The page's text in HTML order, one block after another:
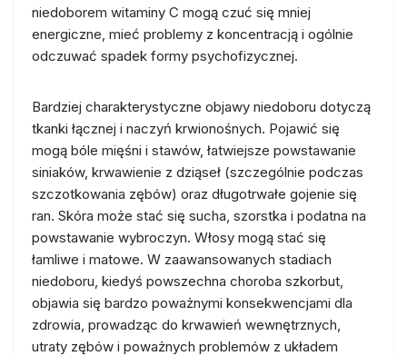
niedoborem witaminy C mogą czuć się mniej
energiczne, mieć problemy z koncentracją i ogólnie
odczuwać spadek formy psychofizycznej.
Bardziej charakterystyczne objawy niedoboru dotyczą
tkanki łącznej i naczyń krwionośnych. Pojawić się
mogą bóle mięśni i stawów, łatwiejsze powstawanie
siniaków, krwawienie z dziąseł (szczególnie podczas
szczotkowania zębów) oraz długotrwałe gojenie się
ran. Skóra może stać się sucha, szorstka i podatna na
powstawanie wybroczyn. Włosy mogą stać się
łamliwe i matowe. W zaawansowanych stadiach
niedoboru, kiedyś powszechna choroba szkorbut,
objawia się bardzo poważnymi konsekwencjami dla
zdrowia, prowadząc do krwawień wewnętrznych,
utraty zębów i poważnych problemów z układem